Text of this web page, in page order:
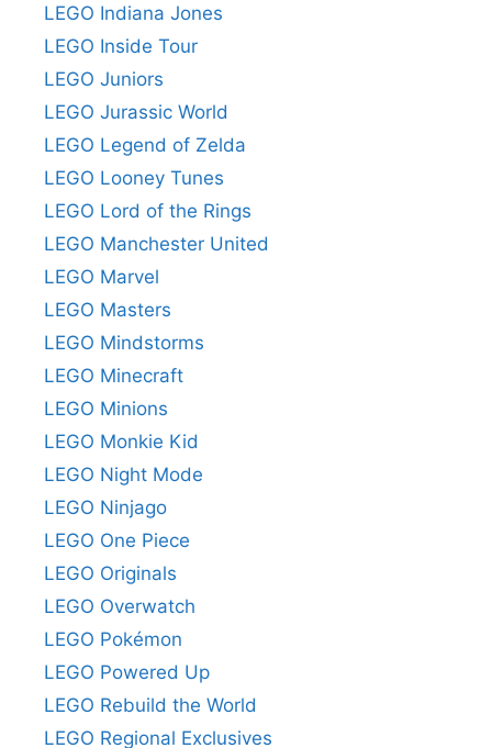
LEGO Indiana Jones
LEGO Inside Tour
LEGO Juniors
LEGO Jurassic World
LEGO Legend of Zelda
LEGO Looney Tunes
LEGO Lord of the Rings
LEGO Manchester United
LEGO Marvel
LEGO Masters
LEGO Mindstorms
LEGO Minecraft
LEGO Minions
LEGO Monkie Kid
LEGO Night Mode
LEGO Ninjago
LEGO One Piece
LEGO Originals
LEGO Overwatch
LEGO Pokémon
LEGO Powered Up
LEGO Rebuild the World
LEGO Regional Exclusives